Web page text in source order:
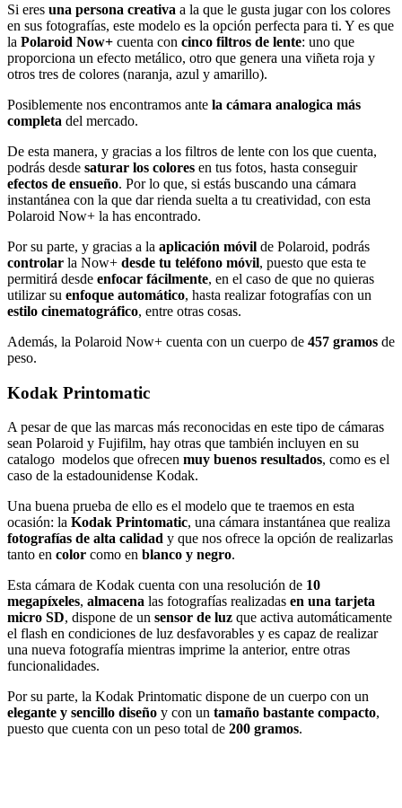
Si eres una persona creativa a la que le gusta jugar con los colores
en sus fotografías, este modelo es la opción perfecta para ti. Y es que
la Polaroid Now+ cuenta con cinco filtros de lente: uno que
proporciona un efecto metálico, otro que genera una viñeta roja y
otros tres de colores (naranja, azul y amarillo).
Posiblemente nos encontramos ante la cámara analogica más
completa del mercado.
De esta manera, y gracias a los filtros de lente con los que cuenta,
podrás desde saturar los colores en tus fotos, hasta conseguir
efectos de ensueño. Por lo que, si estás buscando una cámara
instantánea con la que dar rienda suelta a tu creatividad, con esta
Polaroid Now+ la has encontrado.
Por su parte, y gracias a la aplicación móvil de Polaroid, podrás
controlar la Now+ desde tu teléfono móvil, puesto que esta te
permitirá desde enfocar fácilmente, en el caso de que no quieras
utilizar su enfoque automático, hasta realizar fotografías con un
estilo cinematográfico, entre otras cosas.
Además, la Polaroid Now+ cuenta con un cuerpo de 457 gramos de
peso.
Kodak Printomatic
A pesar de que las marcas más reconocidas en este tipo de cámaras
sean Polaroid y Fujifilm, hay otras que también incluyen en su
catalogo modelos que ofrecen muy buenos resultados, como es el
caso de la estadounidense Kodak.
Una buena prueba de ello es el modelo que te traemos en esta
ocasión: la Kodak Printomatic, una cámara instantánea que realiza
fotografías de alta calidad y que nos ofrece la opción de realizarlas
tanto en color como en blanco y negro.
Esta cámara de Kodak cuenta con una resolución de 10
megapíxeles, almacena las fotografías realizadas en una tarjeta
micro SD, dispone de un sensor de luz que activa automáticamente
el flash en condiciones de luz desfavorables y es capaz de realizar
una nueva fotografía mientras imprime la anterior, entre otras
funcionalidades.
Por su parte, la Kodak Printomatic dispone de un cuerpo con un
elegante y sencillo diseño y con un tamaño bastante compacto,
puesto que cuenta con un peso total de 200 gramos.